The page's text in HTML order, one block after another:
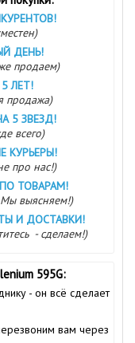
ДЕНЬ!
продаем)
ЛЕТ!
продажа)
5 ЗВЕЗД!
всего)
КУРЬЕРЫ!
про нас!)
ТОВАРАМ!
выясняем!)
И ДОСТАВКИ!
- сделаем!)
595G:
- он всё сделает
вам через